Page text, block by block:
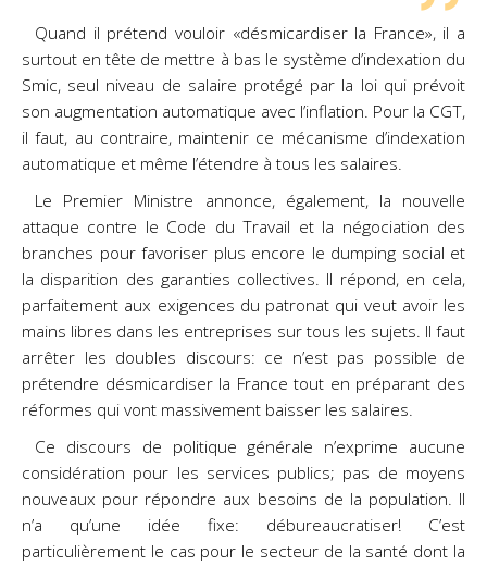
Quand il prétend vouloir «désmicardiser la France», il a
surtout en tête de mettre à bas le système d’indexation du
Smic, seul niveau de salaire protégé par la loi qui prévoit
son augmentation automatique avec l’inflation. Pour la CGT,
il faut, au contraire, maintenir ce mécanisme d’indexation
automatique et même l’étendre à tous les salaires.
Le Premier Ministre annonce, également, la nouvelle
attaque contre le Code du Travail et la négociation des
branches pour favoriser plus encore le dumping social et
la disparition des garanties collectives. Il répond, en cela,
parfaitement aux exigences du patronat qui veut avoir les
mains libres dans les entreprises sur tous les sujets. Il faut
arrêter les doubles discours: ce n’est pas possible de
prétendre désmicardiser la France tout en préparant des
réformes qui vont massivement baisser les salaires.
Ce discours de politique générale n’exprime aucune
considération pour les services publics; pas de moyens
nouveaux pour répondre aux besoins de la population. Il
n’a qu’une idée fixe: débureaucratiser! C’est
particulièrement le cas pour le secteur de la santé dont la